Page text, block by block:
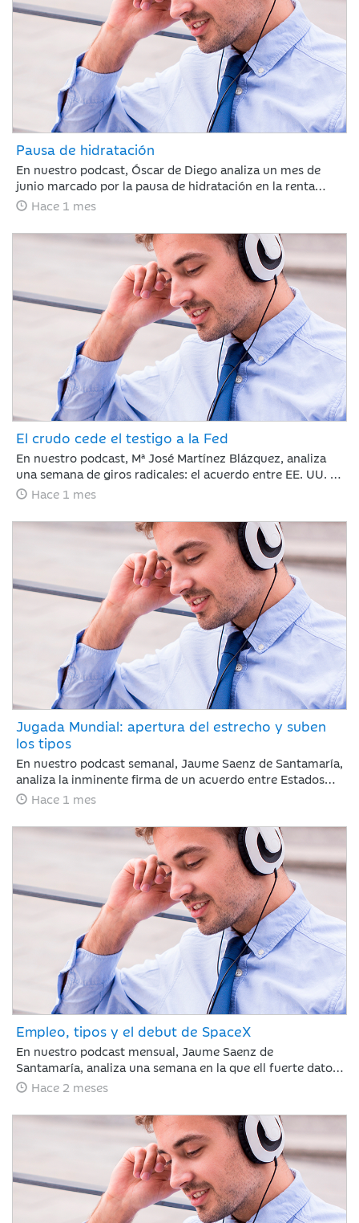
Pausa de hidratación
En nuestro podcast, Óscar de Diego analiza un mes de
junio marcado por la pausa de hidratación en la renta
variable y los avances en renta fija, clave para que Ibercaja
productos en positivo. De cara al verano, el mercado
recalibrará el escenario atento a la macroeconomía y a la
próxima temporada de resultados.
Hace 1 mes
El crudo cede el testigo a la Fed
En nuestro podcast, Mª José Martínez Blázquez, analiza
una semana de giros radicales: el acuerdo entre EE. UU. e
Irán reabre el Estrecho de Ormuz y hunde el petróleo por
debuta en la Fed rompiendo el guion con un mensaje duro
y menos explicaciones que promete traer volatilidad.
¿Cómo reaccionan los mercados? Con subidas en Europa
y la Inteligencia Artificial imparable.
Hace 1 mes
Jugada Mundial: apertura del estrecho y suben
los tipos
En nuestro podcast semanal, Jaume Saenz de Santamaría,
analiza la inminente firma de un acuerdo entre Estados
Unidos e Irán. El acuerdo reduce el riesgo geopolítico y
de Ormúz como principal catalizador, una caída del brent
hasta 82 dólares y un comportamiento positivo de la
renta variable, especialmente en Nasdaq. En este
contexto, la atención del inversor se desplaza desde
Oriente Medio hacia la política monetaria, con el BCE
ejecutando una subida de 25 puntos básicos y el foco
puesto ahora en el calendario de próximos movimientos
tanto en Europa como en Estados Unidos.
Hace 1 mes
Empleo, tipos y el debut de SpaceX
En nuestro podcast mensual, Jaume Saenz de
Santamaría, analiza una semana en la que ell fuerte dato
de empleo en EE. UU. ha frenado el optimismo del Nasdaq
por la inflación, justo antes del debut de SpaceX. Esta
volatilidad contrasta con la estabilidad del crudo y la
rotación hacia el consumo básico, mientras los inversores
asumen un escenario de endurecimiento monetario.
Hace 2 meses